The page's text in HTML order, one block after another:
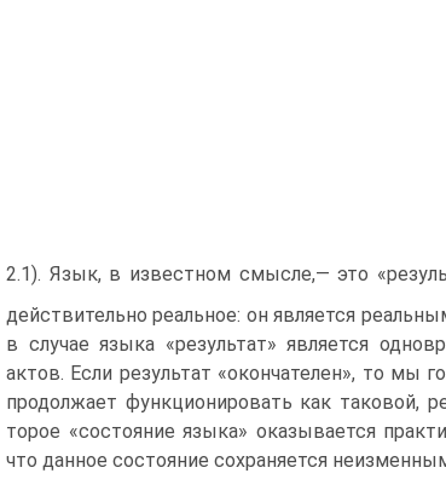
2.1). Язык, в известном смысле,— это
действительно реальное: он является
в случае языка «результат» является
актов. Если результат «окончателен», то
продолжает функционировать как таковой,
торое «состояние языка» оказывается
что дан­ное состояние сохраняется